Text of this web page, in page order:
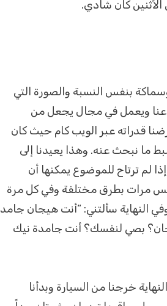
كان شادي.
بنفس النسبة والصورة التي
عنا ويعمل في مجال يجعل من
قدراته عبر الويب كام حيث كان
ما نبحث عنه. وهذا يعيدنا إلى
لم ترتاح للموضوع يمكنها أن
مرات بطرق مختلفة وفي كل مرة
النهاية سألتني: “أنت هيجان جامد
بصي لنفسك؟ أنت جامدة نيك
خرجنا من السيارة وبدأنا